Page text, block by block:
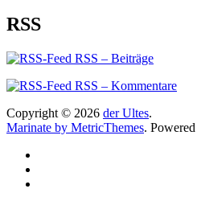
RSS
RSS – Beiträge
RSS – Kommentare
Copyright © 2026 der Ultes.
Marinate by MetricThemes.